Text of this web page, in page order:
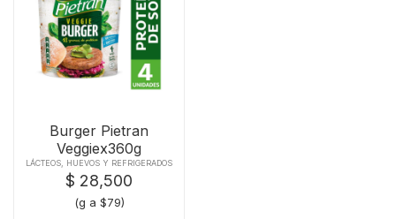
Burger Pietran
Veggiex360g
LÁCTEOS, HUEVOS Y REFRIGERADOS
$ 28,500
(g a $79)